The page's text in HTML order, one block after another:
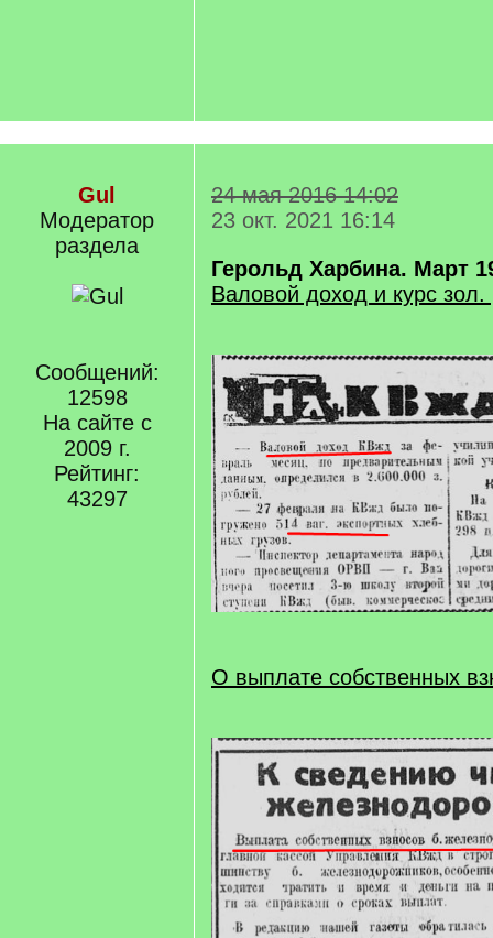
Gul
Модератор
раздела
Сообщений:
12598
На сайте с
2009 г.
Рейтинг:
43297
24 мая 2016 14:02
23 окт. 2021 16:14
Герольд Харбина. Март
Валовой доход и курс зол.
О выплате собственных